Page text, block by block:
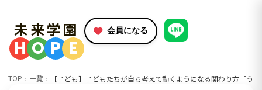
未来学園
H O P E
会員になる
TOP 一覧 【子ども】子どもたちが自ら考えて動くようになる関わり方「